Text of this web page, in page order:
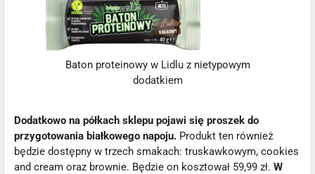
Baton proteinowy w Lidlu z nietypowym
dodatkiem
Dodatkowo na półkach sklepu pojawi się proszek do
przygotowania białkowego napoju. Produkt ten również
będzie dostępny w trzech smakach: truskawkowym, cookies
and cream oraz brownie. Będzie on kosztował 59,99 zł.W